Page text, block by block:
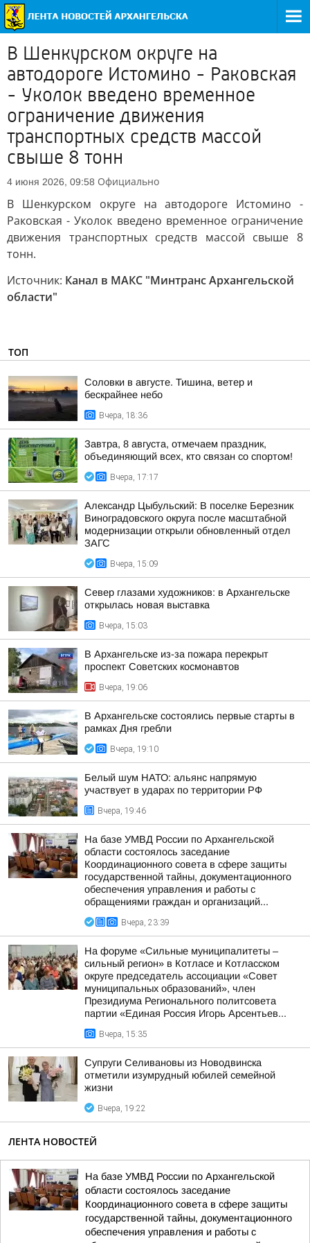
В Шенкурском округе на
автодороге Истомино - Раковская
- Уколок введено временное
ограничение движения
транспортных средств массой
свыше 8 тонн
4 июня 2026, 09:58 Официально
В Шенкурском округе на автодороге Истомино -
Раковская - Уколок введено временное ограничение
движения транспортных средств массой свыше 8
тонн.
Источник: Канал в МАКС "Минтранс Архангельской
области"
ТОП
Соловки в августе. Тишина, ветер и
бескрайнее небо
Вчера, 18:36
Завтра, 8 августа, отмечаем праздник,
объединяющий всех, кто связан со спортом!
Вчера, 17:17
Александр Цыбульский: В поселке Березник
Виноградовского округа после масштабной
модернизации открыли обновленный отдел
ЗАГС
Вчера, 15:09
Север глазами художников: в Архангельске
открылась новая выставка
Вчера, 15:03
В Архангельске из-за пожара перекрыт
проспект Советских космонавтов
Вчера, 19:06
В Архангельске состоялись первые старты в
рамках Дня гребли
Вчера, 19:10
Белый шум НАТО: альянс напрямую
участвует в ударах по территории РФ
Вчера, 19:46
На базе УМВД России по Архангельской
области состоялось заседание
Координационного совета в сфере защиты
государственной тайны, документационного
обеспечения управления и работы с
обращениями граждан и организаций...
Вчера, 23:39
На форуме «Сильные муниципалитеты –
сильный регион» в Котласе и Котласском
округе председатель ассоциации «Совет
муниципальных образований», член
Президиума Регионального политсовета
партии «Единая Россия Игорь Арсентьев...
Вчера, 15:35
Супруги Селивановы из Новодвинска
отметили изумрудный юбилей семейной
жизни
Вчера, 19:22
ЛЕНТА НОВОСТЕЙ
На базе УМВД России по Архангельской
области состоялось заседание
Координационного совета в сфере защиты
государственной тайны, документационного
обеспечения управления и работы с